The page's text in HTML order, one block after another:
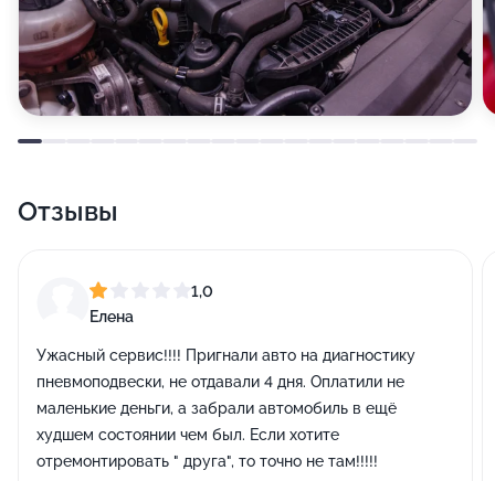
Отзывы
1,0
Елена
Ужасный сервис!!!! Пригнали авто на диагностику
пневмоподвески, не отдавали 4 дня. Оплатили не
маленькие деньги, а забрали автомобиль в ещё
худшем состоянии чем был. Если хотите
отремонтировать " друга", то точно не там!!!!!